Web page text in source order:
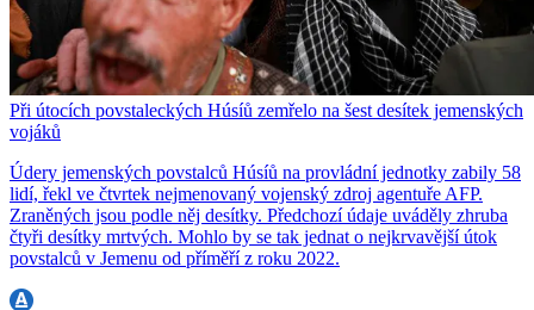
Při útocích povstaleckých Húsíů zemřelo na šest desítek jemenských
vojáků
Údery jemenských povstalců Húsíů na provládní jednotky zabily 58
lidí, řekl ve čtvrtek nejmenovaný vojenský zdroj agentuře AFP.
Zraněných jsou podle něj desítky. Předchozí údaje uváděly zhruba
čtyři desítky mrtvých. Mohlo by se tak jednat o nejkrvavější útok
povstalců v Jemenu od příměří z roku 2022.